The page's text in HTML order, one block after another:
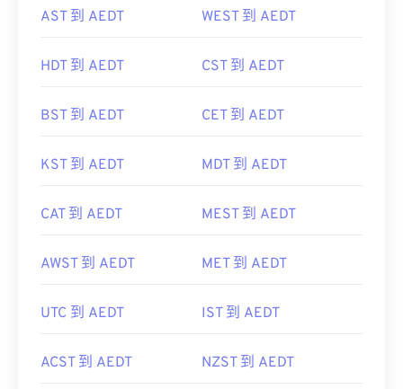
AST 到 AEDT WEST 到 AEDT
HDT 到 AEDT CST 到 AEDT
BST 到 AEDT CET 到 AEDT
KST 到 AEDT MDT 到 AEDT
CAT 到 AEDT MEST 到 AEDT
AWST 到 AEDT MET 到 AEDT
UTC 到 AEDT IST 到 AEDT
ACST 到 AEDT NZST 到 AEDT